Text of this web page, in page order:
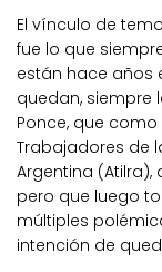
El vínculo de
fue lo que
están hace años
quedan, siempre
Ponce, que
Trabajadores de
Argentina
pero que luego
múltiples
intención de